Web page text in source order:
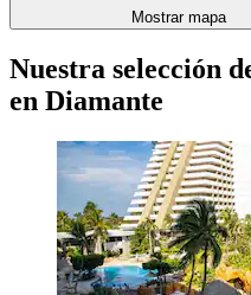
Mostrar mapa
Nuestra selección
en Diamante